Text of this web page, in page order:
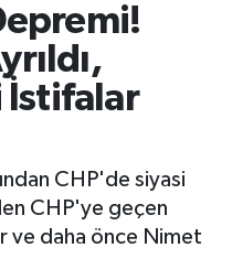
İstifalar
CHP'de siyasi
CHP'ye geçen
ve daha önce Nimet